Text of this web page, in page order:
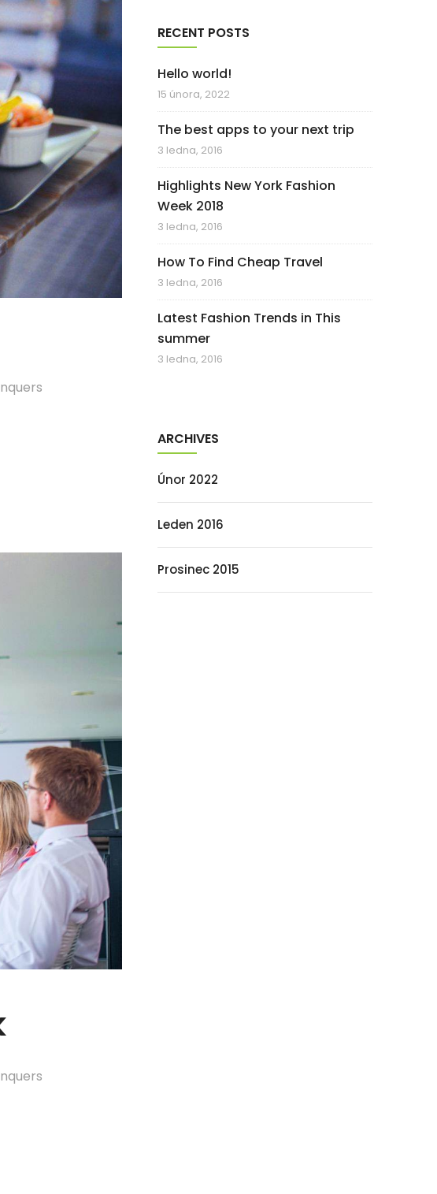
RECENT POSTS
Hello world!
15 února, 2022
The best apps to your next trip
3 ledna, 2016
Highlights New York Fashion
Week 2018
3 ledna, 2016
How To Find Cheap Travel
3 ledna, 2016
Latest Fashion Trends in This
summer
3 ledna, 2016
ARCHIVES
Únor 2022
Leden 2016
Prosinec 2015